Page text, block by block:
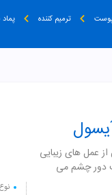
ترمیم کننده
عمل های زیبایی
دور چشم می